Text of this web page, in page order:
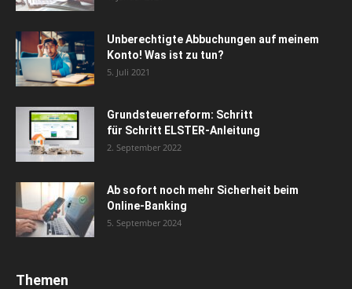
Unberechtigte Abbuchungen auf meinem
Konto! Was ist zu tun?
5. Juli 2021
Grundsteuerreform: Schritt
für Schritt ELSTER-Anleitung
2. September 2022
Ab sofort noch mehr Sicherheit beim
Online-Banking
5. September 2024
Themen